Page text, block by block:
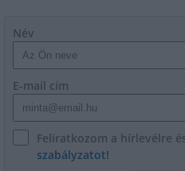
Név
E-mail cím
Feliratkozom a hírlevélre
szabályzatot!